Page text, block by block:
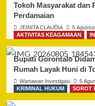
Tokoh Masyarakat dan
Perdamaian
JEINITA CLAUDIA 5
AKTIVITAS KEAGAMAAN
Bupati Gorontalo
Rumah Layak Huni di
Wartawan Investigasi 5
KRIMINAL HUKUM
SOROT